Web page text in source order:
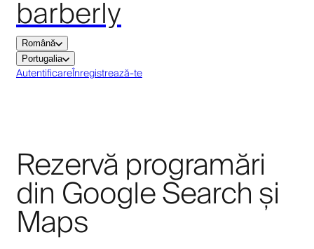
barberly
Română
Portugalia
AutentificareÎnregistrează-te
Rezervă programări
din Google Search și
Maps